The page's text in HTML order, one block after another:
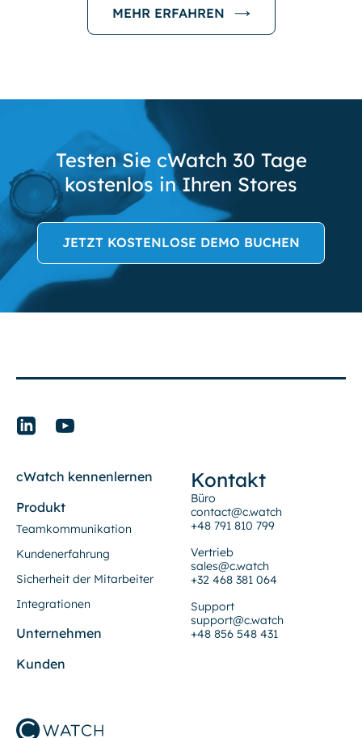
MEHR ERFAHREN
Testen Sie cWatch 30 Tage
kostenlos in Ihren Stores
JETZT KOSTENLOSE DEMO BUCHEN
cWatch kennenlernen
Produkt
Teamkommunikation
Kundenerfahrung
Sicherheit der Mitarbeiter
Integrationen
Unternehmen
Kunden
Kontakt
Büro
contact@c.watch
+48 791 810 799
Vertrieb
sales@c.watch
+32 468 381 064
Support
support@c.watch
+48 856 548 431